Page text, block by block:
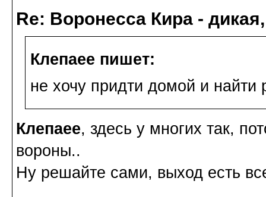
Re: Воронесса Кира -
Клепаee пишет:
не хочу придти домой и найти
Клепаee, здесь у многих так,
вороны..
Ну решайте сами, выход есть